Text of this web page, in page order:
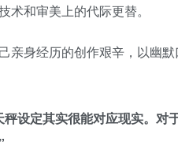
和审美上的代际更替。
身经历的创作艰辛，以幽
设定其实很能对应现实。对